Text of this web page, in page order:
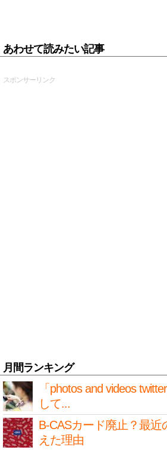
あわせて読みたい記事
スポンサーリンク
月間ランキング
「photos and videos
して...
B-CASカード廃止？最近
えた理由